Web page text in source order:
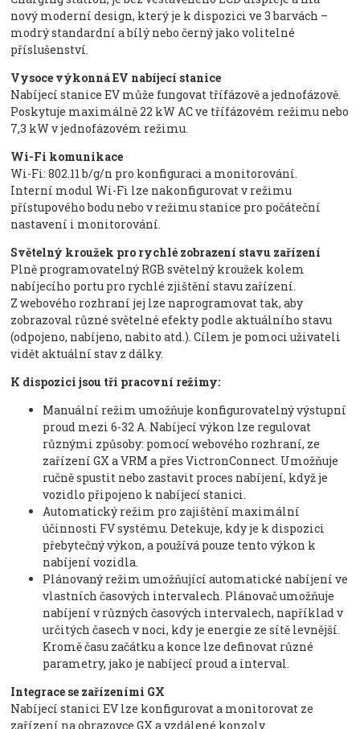
nový moderní design, který je k dispozici ve 3 barvách –
modrý standardní a bílý nebo černý jako volitelné
příslušenství.
Vysoce výkonná EV nabíjecí stanice
Nabíjecí stanice EV může fungovat třífázově a jednofázově.
Poskytuje maximálně 22 kW AC ve třífázovém režimu nebo
7,3 kW v jednofázovém režimu.
Wi-Fi komunikace
Wi-Fi: 802.11 b/g/n pro konfiguraci a monitorování.
Interní modul Wi-Fi lze nakonfigurovat v režimu
přístupového bodu nebo v režimu stanice pro počáteční
nastavení i monitorování.
Světelný kroužek pro rychlé zobrazení stavu zařízení
Plně programovatelný RGB světelný kroužek kolem
nabíjecího portu pro rychlé zjištění stavu zařízení.
Z webového rozhraní jej lze naprogramovat tak, aby
zobrazoval různé světelné efekty podle aktuálního stavu
(odpojeno, nabíjeno, nabito atd.). Cílem je pomoci uživateli
vidět aktuální stav z dálky.
K dispozici jsou tři pracovní režimy:
Manuální režim umožňuje konfigurovatelný výstupní
proud mezi 6-32 A. Nabíjecí výkon lze regulovat
různými způsoby: pomocí webového rozhraní, ze
zařízení GX a VRM a přes VictronConnect. Umožňuje
ručně spustit nebo zastavit proces nabíjení, když je
vozidlo připojeno k nabíjecí stanici.
Automatický režim pro zajištění maximální
účinnosti FV systému. Detekuje, kdy je k dispozici
přebytečný výkon, a používá pouze tento výkon k
nabíjení vozidla.
Plánovaný režim umožňující automatické nabíjení ve
vlastních časových intervalech. Plánovač umožňuje
nabíjení v různých časových intervalech, například v
určitých časech v noci, kdy je energie ze sítě levnější.
Kromě času začátku a konce lze definovat různé
parametry, jako je nabíjecí proud a interval.
Integrace se zařízeními GX
Nabíjecí stanici EV lze konfigurovat a monitorovat ze
zařízení na obrazovce GX a vzdálené konzoly.